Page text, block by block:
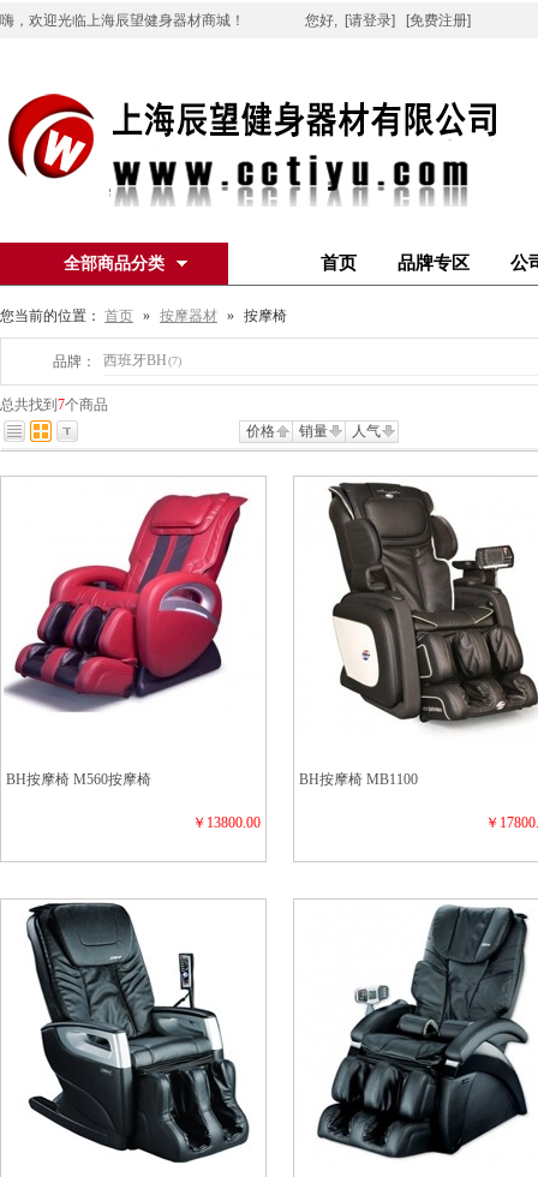
嗨，欢迎光临上海辰望健身器材商城！ 您好, [请登录] [免费注册]
全部商品分类 首页 品牌专区 公
您当前的位置： 首页 » 按摩器材 » 按摩椅
品牌： 西班牙BH(7)
总共找到 7个商品
价格
销量 人气
BH按摩椅 M560按摩椅
￥13800.00
BH按摩椅 MB1100
￥